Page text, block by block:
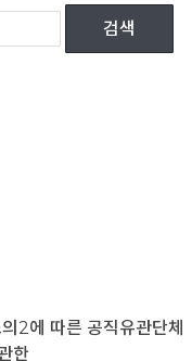
2에 따른 공직유관단체
한